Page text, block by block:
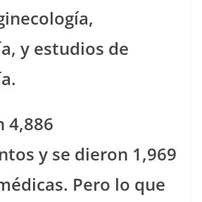
y estudios de
4,886
y se dieron 1,969
Pero lo que